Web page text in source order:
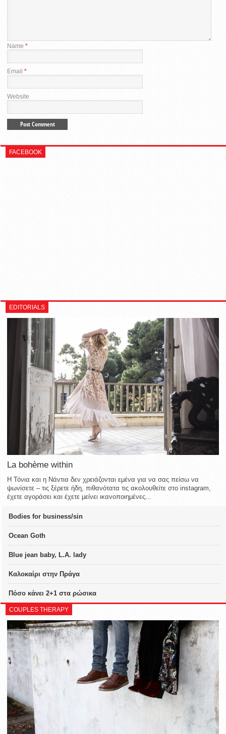
Name *
Email *
Website
FACEBOOK
EDITORIALS
La bohème within
Η Τόνια και η Νάντια δεν χρειάζονται εμένα για να σας πείσω να
ψωνίσετε – τις ξέρετε ήδη, πιθανότατα τις ακολουθείτε στο instagram,
έχετε αγοράσει και έχετε μείνει ικανοποιημένες...
Bodies for business/sin
Ocean Goth
Blue jean baby, L.A. lady
Καλοκαίρι στην Πράγα
Πόσο κάνει 2+1 στα ρώσικα
COUPLES THERAPY